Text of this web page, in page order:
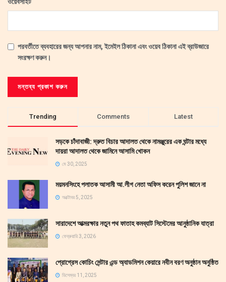
পরবর্তীতে ব্যবহারের জন্য আপনার নাম, ইমেইল ঠিকানা এবং ওয়েব ঠিকানা এই ব্রাউজারে
সংরক্ষণ করুন।
Trending Comments Latest
সড়কে চাঁদাবাজী: দ্রুত বিচার আদালত থেকে নামঞ্জুরের এক ঘন্টার মধ্যে
দায়রা আদালত থেকে জামিনে আসামি খোকন
মে 30, 2025
ময়মনসিংহে পলাতক আসামী আ.লীগ নেতা অফিস করেন পুলিশ জানে না
অক্টোবর 5, 2025
সারাদেশে আত্মরক্ষার নতুন পথ ফাতাহ কমব্যাট সিস্টেমের আনুষ্ঠানিক যাত্রা
ফেব্রুয়ারি 3, 2026
প্রোগ্রেস কোচিং সেন্টার এন্ড অ্যাডমিশন কেয়ারে নবীন বরণ অনুষ্ঠান অনুষ্ঠিত
ডিসেম্বর 11, 2025